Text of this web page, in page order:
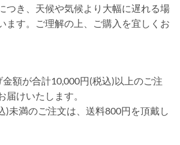
つき、天候や気候より大幅に遅れる場
ます。ご理解の上、ご購入を宜しくお
額が合計10,000円(税込)以上のご注
届けいたします。
)未満のご注文は、送料800円を頂戴し